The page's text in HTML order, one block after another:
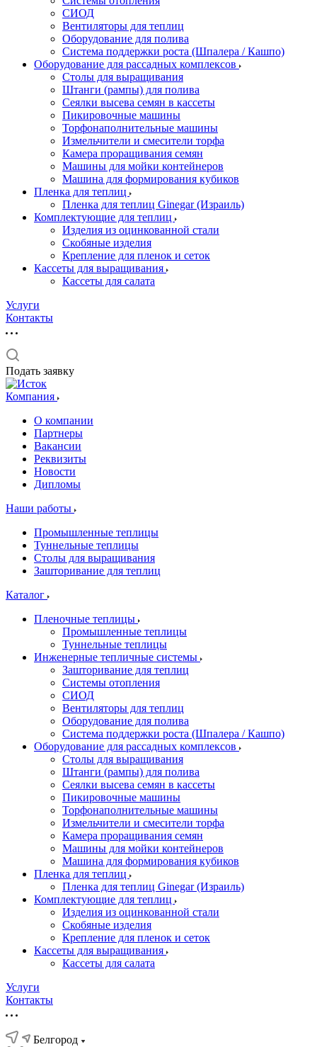
СИОД
Вентиляторы для теплиц
Оборудование для полива
Система поддержки роста (Шпалера / Кашпо)
Оборудование для рассадных комплексов
Столы для выращивания
Штанги (рампы) для полива
Сеялки высева семян в кассеты
Пикировочные машины
Торфонаполнительные машины
Измельчители и смесители торфа
Камера проращивания семян
Машины для мойки контейнеров
Машина для формирования кубиков
Пленка для теплиц
Пленка для теплиц Ginegar (Израиль)
Комплектующие для теплиц
Изделия из оцинкованной стали
Скобяные изделия
Крепление для пленок и сеток
Кассеты для выращивания
Кассеты для салата
Услуги
Контакты
Подать заявку
Компания
О компании
Партнеры
Вакансии
Реквизиты
Новости
Дипломы
Наши работы
Промышленные теплицы
Туннельные теплицы
Столы для выращивания
Зашторивание для теплиц
Каталог
Пленочные теплицы
Промышленные теплицы
Туннельные теплицы
Инженерные тепличные системы
Зашторивание для теплиц
Системы отопления
СИОД
Вентиляторы для теплиц
Оборудование для полива
Система поддержки роста (Шпалера / Кашпо)
Оборудование для рассадных комплексов
Столы для выращивания
Штанги (рампы) для полива
Сеялки высева семян в кассеты
Пикировочные машины
Торфонаполнительные машины
Измельчители и смесители торфа
Камера проращивания семян
Машины для мойки контейнеров
Машина для формирования кубиков
Пленка для теплиц
Пленка для теплиц Ginegar (Израиль)
Комплектующие для теплиц
Изделия из оцинкованной стали
Скобяные изделия
Крепление для пленок и сеток
Кассеты для выращивания
Кассеты для салата
Услуги
Контакты
Белгород